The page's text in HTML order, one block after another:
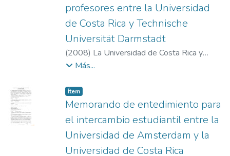
profesores entre la Universidad
de Costa Rica y Technische
Universität Darmstadt
(2008) La Universidad de Costa Rica y
Technische Universität Darmstadt
Más...
Item type:
Ítem,
Memorando de entedimiento para
el intercambio estudiantil entre la
Universidad de Amsterdam y la
Universidad de Costa Rica